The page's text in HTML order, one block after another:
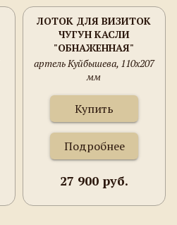
ЛОТОК ДЛЯ ВИЗИТОК
ЧУГУН КАСЛИ
"ОБНАЖЕННАЯ"
МОДЕРН
артель Куйбышева, 110х207
мм
Купить
Подробнее
27 900 руб.